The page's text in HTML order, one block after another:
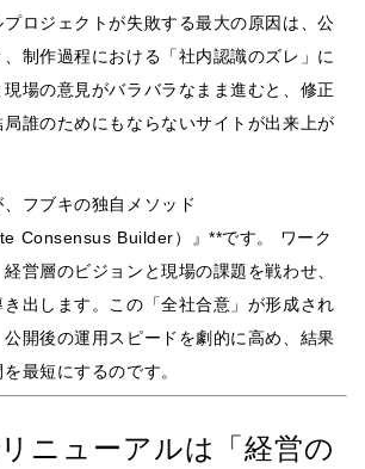
ロジェクトが失敗する最大の原因は、公
制作過程における「社内認識のズレ」に
場の意見がバラバラなまま進むと、修正
誰のためにもならないサイトが出来上が
フブキの独自メソッド
Consensus Builder）』**です。 ワーク
営層のビジョンと現場の課題を戦わせ、
出します。この「全社合意」が形成され
開後の運用スピードを劇的に高め、結果
最短にするのです。
ニューアルは「経営の